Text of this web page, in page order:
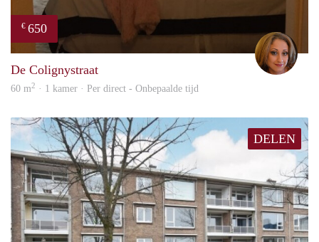
€ 650
De Colignystraat
60 m2 · 1 kamer · Per direct - Onbepaalde tijd
DELEN